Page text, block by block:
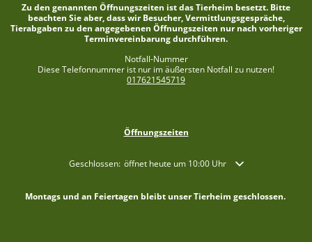
Zu den genannten Öffnungszeiten ist das Tierheim besetzt. Bitte
beachten Sie aber, dass wir Besucher, Vermittlungsgespräche,
Tierabgaben zu den angegebenen Öffnungszeiten nur nach vorheriger
Terminvereinbarung durchführen.
Notfall-Nummer
Diese Telefonnummer ist nur im äußersten Notfall zu nutzen!
017621545719
Öffnungszeiten
Klicken, um weitere Öffnungs- oder Schließzeiten
Geschlossen: öffnet heute um 10:00 Uhr
Montags und an Feiertagen bleibt unser Tierheim geschlossen.